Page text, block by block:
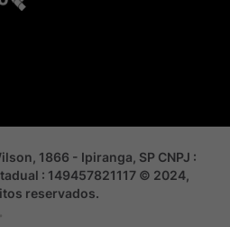
1866 - Ipiranga, SP CNPJ :
: 149457821117 © 2024,
reservados.